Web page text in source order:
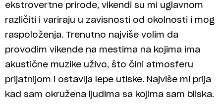
ekstrovertne prirode, vikendi su mi uglavnom
različiti i variraju u zavisnosti od okolnosti i mog
raspoloženja. Trenutno najviše volim da
provodim vikende na mestima na kojima ima
akustične muzike uživo, što čini atmosferu
prijatnijom i ostavlja lepe utiske. Najviše mi prija
kad sam okružena ljudima sa kojima sam bliska.